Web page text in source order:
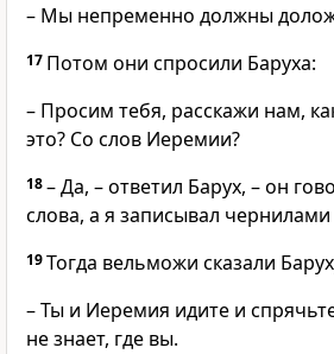
– Мы непременно должны
17 Потом они спросили Баруха:
– Просим тебя, расскажи нам,
это? Со слов Иеремии?
18– Да, – ответил Барух, – он
слова, а я записывал чернилами
19Тогда вельможи сказали
– Ты и Иеремия идите и
не знает, где вы.